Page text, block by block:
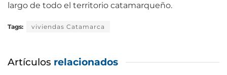
largo de todo el territorio catamarqueño.
Tags: viviendas Catamarca
Artículos relacionados